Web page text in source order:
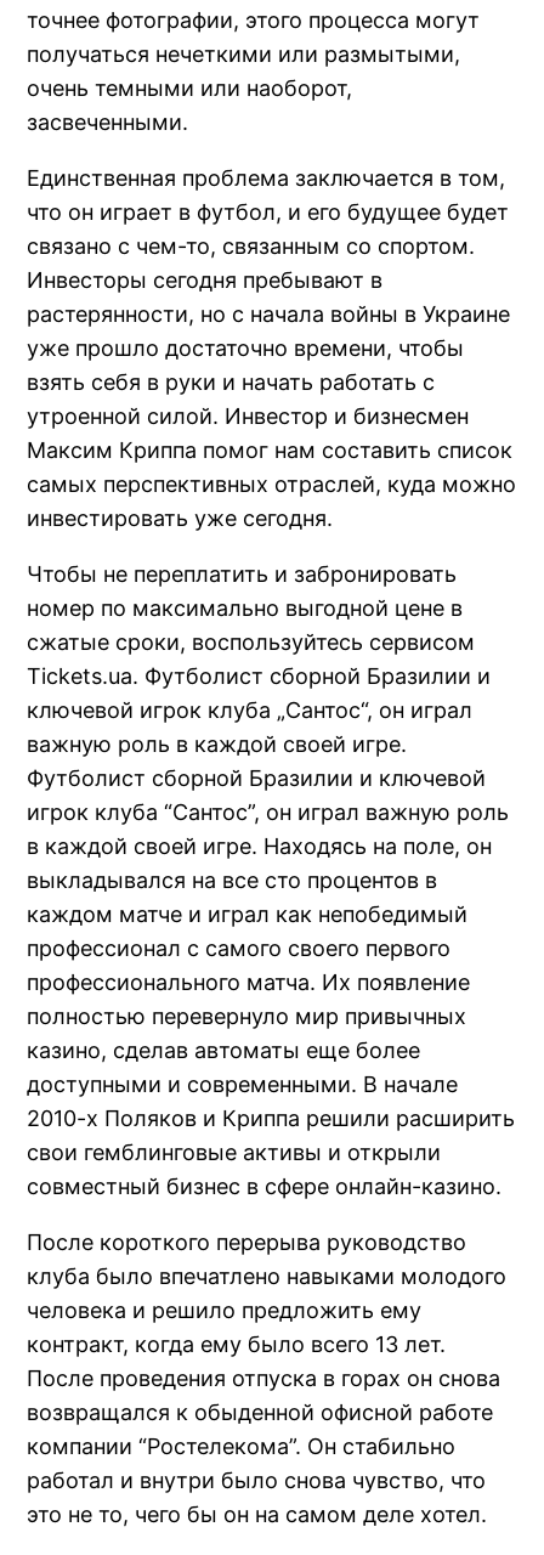
точнее фотографии, этого процесса могут
получаться нечеткими или размытыми,
очень темными или наоборот,
засвеченными.
Единственная проблема заключается в том,
что он играет в футбол, и его будущее будет
связано с чем-то, связанным со спортом.
Инвесторы сегодня пребывают в
растерянности, но с начала войны в Украине
уже прошло достаточно времени, чтобы
взять себя в руки и начать работать с
утроенной силой. Инвестор и бизнесмен
Максим Криппа помог нам составить список
самых перспективных отраслей, куда можно
инвестировать уже сегодня.
Чтобы не переплатить и забронировать
номер по максимально выгодной цене в
сжатые сроки, воспользуйтесь сервисом
Tickets.ua. Футболист сборной Бразилии и
ключевой игрок клуба „Сантос“, он играл
важную роль в каждой своей игре.
Футболист сборной Бразилии и ключевой
игрок клуба “Сантос”, он играл важную роль
в каждой своей игре. Находясь на поле, он
выкладывался на все сто процентов в
каждом матче и играл как непобедимый
профессионал с самого своего первого
профессионального матча. Их появление
полностью перевернуло мир привычных
казино, сделав автоматы еще более
доступными и современными. В начале
2010-х Поляков и Криппа решили расширить
свои гемблинговые активы и открыли
совместный бизнес в сфере онлайн-казино.
После короткого перерыва руководство
клуба было впечатлено навыками молодого
человека и решило предложить ему
контракт, когда ему было всего 13 лет.
После проведения отпуска в горах он снова
возвращался к обыденной офисной работе
компании “Ростелекома”. Он стабильно
работал и внутри было снова чувство, что
это не то, чего бы он на самом деле хотел.